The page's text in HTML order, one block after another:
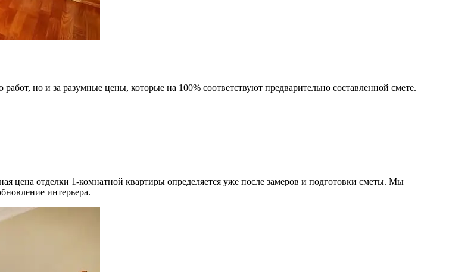
но и за разумные цены, которые на 100% соответствуют предварительно составленной смете.
цена отделки 1-комнатной квартиры определяется уже после замеров и подготовки сметы. Мы
интерьера.